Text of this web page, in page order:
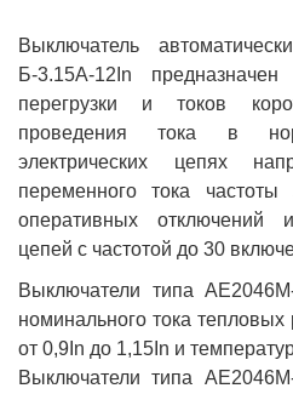
Выключатель
Б-3.15А-12In
перегрузки и токов
проведения тока в
электрических цепях
переменного тока
оперативных отключений
цепей с частотой до 30
Выключатели типа
номинального тока
от 0,9In до 1,15In и
Выключатели типа